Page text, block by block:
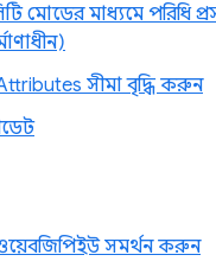
মোডের মাধ্যমে পরিধি
সীমা বৃদ্ধি করুন
ওয়েবজিপিইউ সমর্থন করুন